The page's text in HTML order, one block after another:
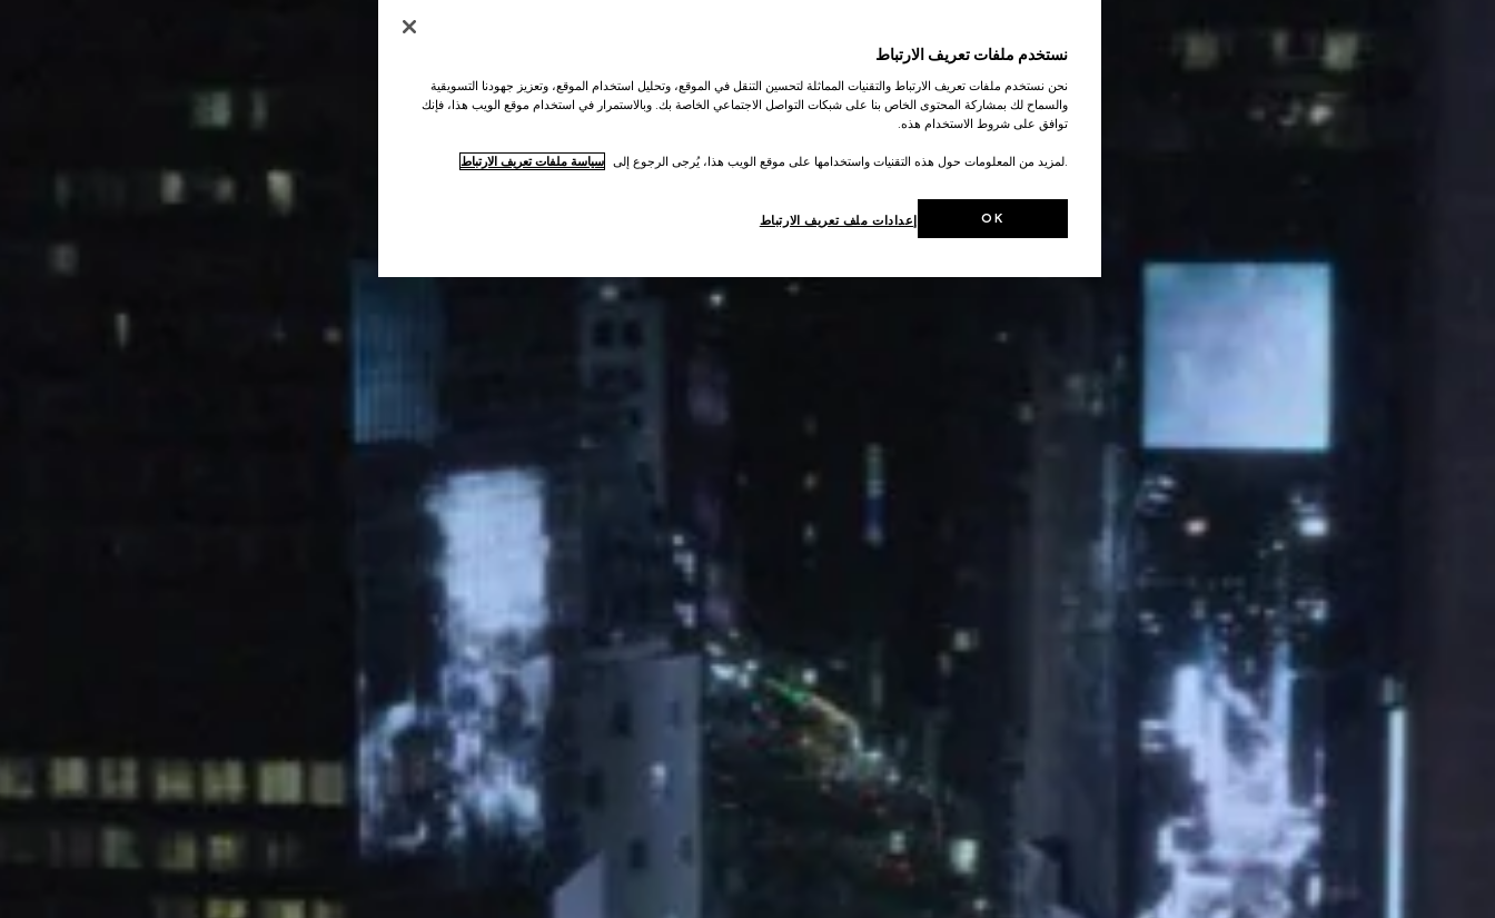
نستخدم ملفات تعريف الارتباط
نحن نستخدم ملفات تعريف الارتباط والتقنيات المماثلة لتحسين التنقل في الموقع، وتحليل استخدام الموقع، وتعزيز جهودنا التسويقية
والسماح لك بمشاركة المحتوى الخاص بنا على شبكات التواصل الاجتماعي الخاصة بك. وبالاستمرار في استخدام موقع الويب هذا، فإنك
توافق على شروط الاستخدام هذه.
.لمزيد من المعلومات حول هذه التقنيات واستخدامها على موقع الويب هذا، يُرجى الرجوع إلى سياسة ملفات تعريف الارتباط
إعدادات ملف تعريف الارتباط OK